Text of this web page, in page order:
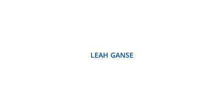
LEAH GANSE